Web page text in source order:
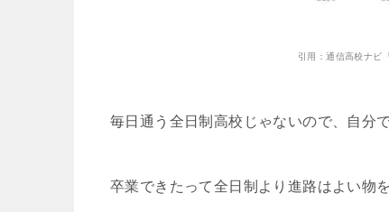
引用：通信高校ナビ
毎日通う全日制高校じゃないので、自分
卒業できたって全日制より進路はよい物